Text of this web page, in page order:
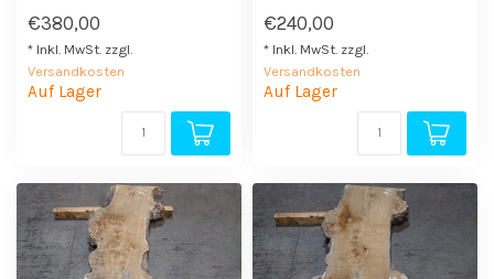
€380,00
* Inkl. MwSt. zzgl.
Versandkosten
Auf Lager
€240,00
* Inkl. MwSt. zzgl.
Versandkosten
Auf Lager